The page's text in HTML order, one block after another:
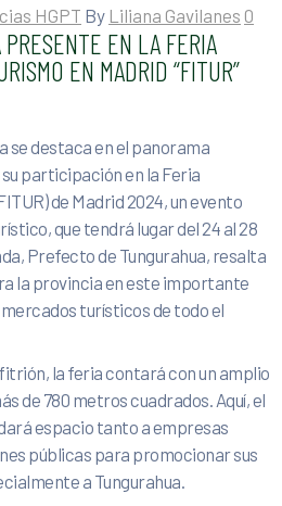
HGPT By Liliana Gavilanes 0
EN LA FERIA
EN MADRID “FITUR”
se destaca en el panorama
participación en la Feria
de Madrid 2024, un evento
que tendrá lugar del 24 al 28
Prefecto de Tungurahua, resalta
la provincia en este importante
turísticos de todo el
la feria contará con un amplio
de 780 metros cuadrados. Aquí, el
espacio tanto a empresas
públicas para promocionar sus
a Tungurahua.